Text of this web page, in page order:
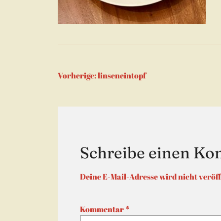
Vorherige:linseneintopf
Schreibe einen
Deine E-Mail-Adresse wird nicht
Kommentar*